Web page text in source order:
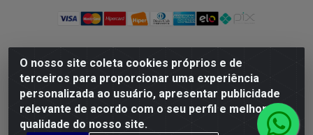
O nosso site coleta cookies próprios e de
terceiros para proporcionar uma experiência
personalizada ao usuário, apresentar publicidade
relevante de acordo com o seu perfil e melhorar a
qualidade do nosso site.
G.M.I. Distribuidora LTDA - Rua Conselheiro Pena, 50 -
Santa Branca, Belo Horizonte/MG - CEP 31.710-150 -
CNPJ 04.098.359/0001-02